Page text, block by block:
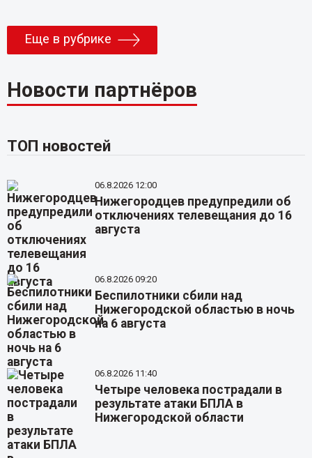
Еще в рубрике
Новости партнёров
ТОП новостей
06.8.2026 12:00
Нижегородцев предупредили об
отключениях телевещания до 16
августа
06.8.2026 09:20
Беспилотники сбили над
Нижегородской областью в ночь
на 6 августа
06.8.2026 11:40
Четыре человека пострадали в
результате атаки БПЛА в
Нижегородской области